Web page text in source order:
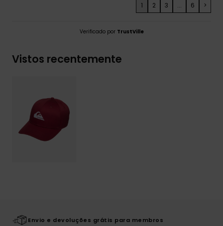
1 2 3 ... 6 >
Verificado por TrustVille
Vistos recentemente
Envio e devoluções grátis para membros